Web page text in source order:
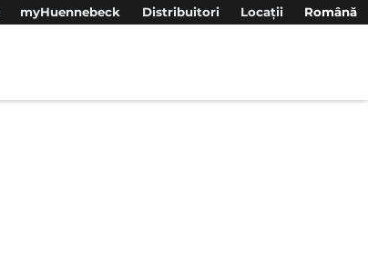
myHuennebeck Distribuitori Locații Română